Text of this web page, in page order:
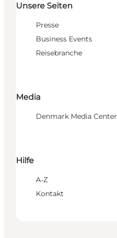
Unsere Seiten
Presse
Business Events
Reisebranche
Media
Denmark Media Center
Hilfe
A-Z
Kontakt